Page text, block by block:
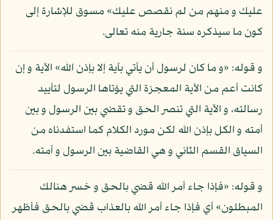
عليك و منهم من لم نقصص عليك» مسوق للإشارة إلى
كون ما سيذكره سنة جارية منه تعالى.
و قوله: «و ما كان لرسول أن يأتي بآية إلا بإذن الله» الآية و إن
كانت أعم من الآية المعجزة التي يؤتاها الرسول لتأييد
رسالته، و الآية التي تنصر الحق و تقضي بين الرسول و بين
أمته و الكل بإذن الله لكن مورد الكلام كما استفدناه من
السياق القسم الثاني و هي القاضية بين الرسول و أمته.
و قوله: «فإذا جاء أمر الله قضي بالحق و خسر هنالك
المبطلون» أي فإذا جاء أمر الله بالعذاب قضي بالحق فأظهر